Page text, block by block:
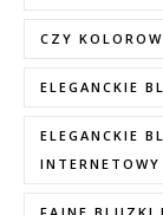
CZY
ELEGANCKIE
ELEGANCKIE
INTERNETOWY